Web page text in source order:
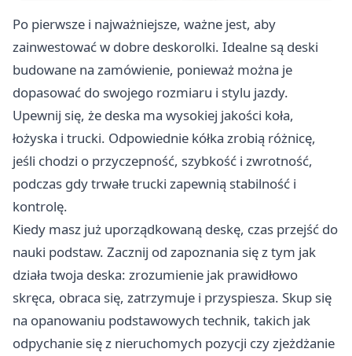
Po pierwsze i najważniejsze, ważne jest, aby
zainwestować w dobre deskorolki. Idealne są deski
budowane na zamówienie, ponieważ można je
dopasować do swojego rozmiaru i stylu jazdy.
Upewnij się, że deska ma wysokiej jakości koła,
łożyska i trucki. Odpowiednie kółka zrobią różnicę,
jeśli chodzi o przyczepność, szybkość i zwrotność,
podczas gdy trwałe trucki zapewnią stabilność i
kontrolę.
Kiedy masz już uporządkowaną deskę, czas przejść do
nauki podstaw. Zacznij od zapoznania się z tym jak
działa twoja deska: zrozumienie jak prawidłowo
skręca, obraca się, zatrzymuje i przyspiesza. Skup się
na opanowaniu podstawowych technik, takich jak
odpychanie się z nieruchomych pozycji czy zjeżdżanie